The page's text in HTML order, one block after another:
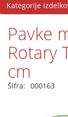
Kategorije
Pavke
Rotary
cm
Šifra: 000163